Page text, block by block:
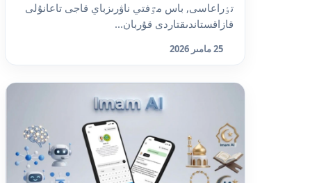
تٶراعاسى, باس مٷفتي ناۋرىزباي قاجى تاعانۇلى
قازاقستاندىقتاردى قۇربان...
25 مامىر 2026